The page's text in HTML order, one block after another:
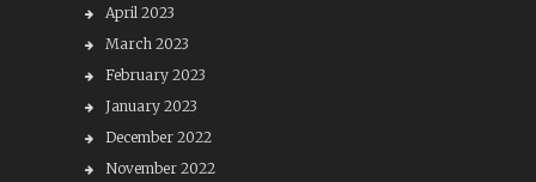
April 2023
March 2023
February 2023
January 2023
December 2022
November 2022